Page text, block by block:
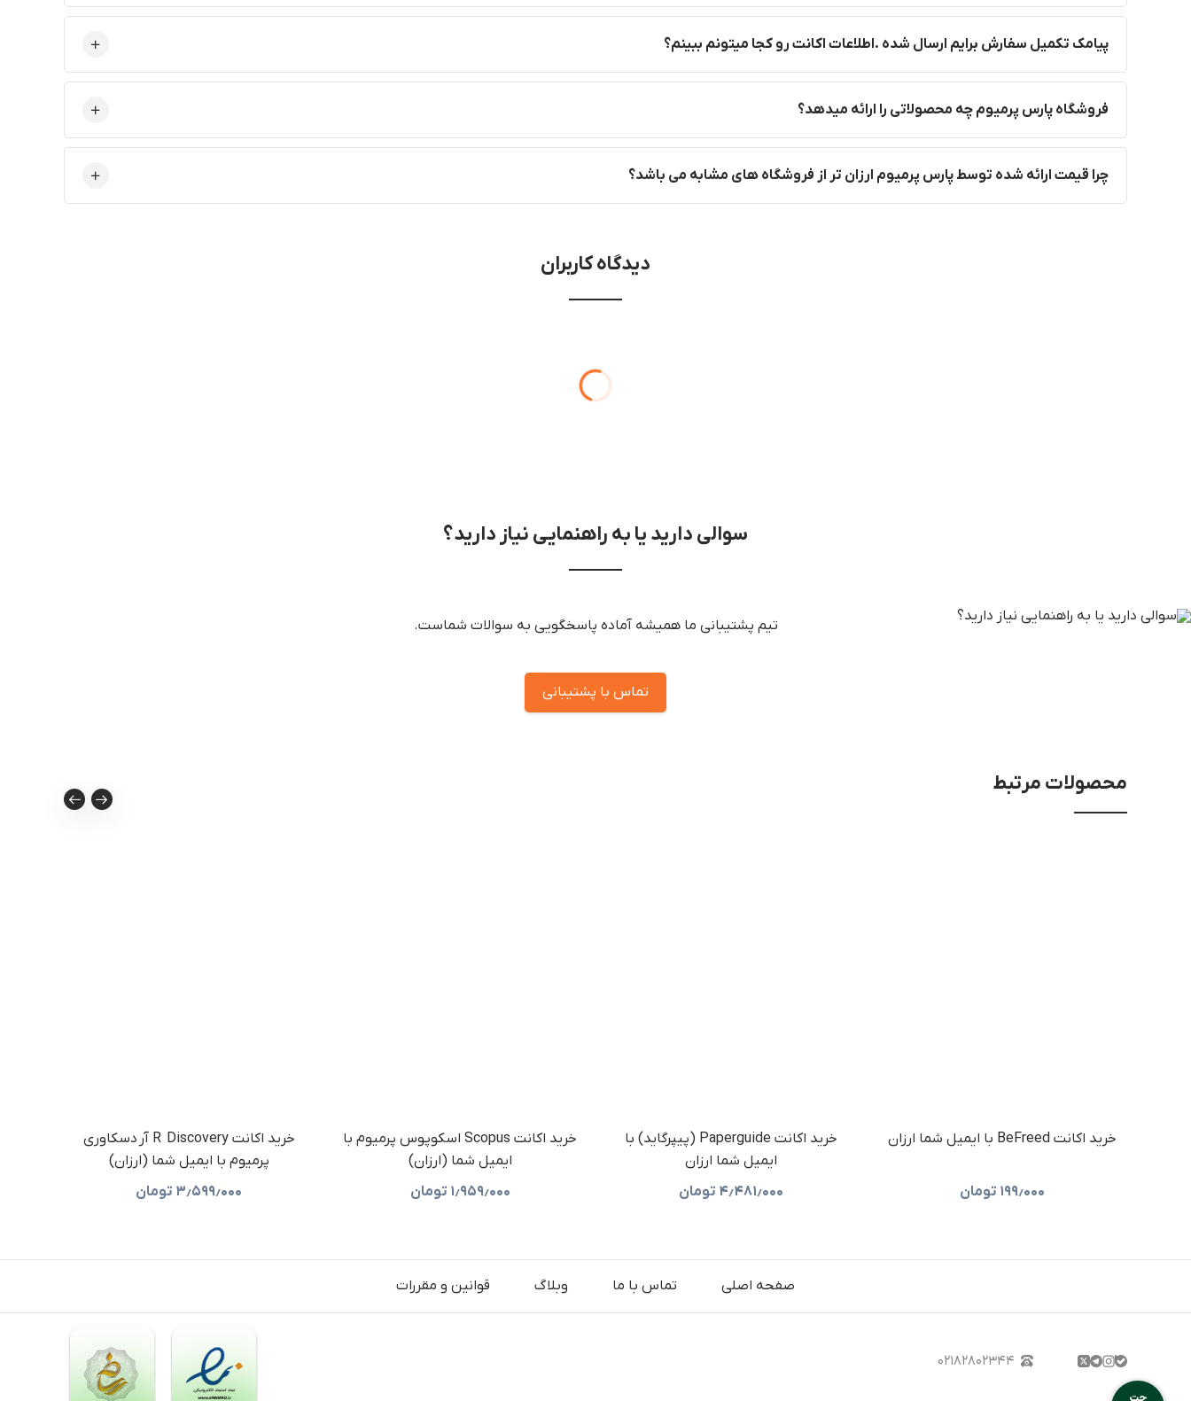
پیامک تکمیل سفارش برایم ارسال شده .اطلاعات اکانت رو کجا میتونم ببینم؟
فروشگاه پارس پرمیوم چه محصولاتی را ارائه میدهد؟
چرا قیمت ارائه شده توسط پارس پرمیوم ارزان تر از فروشگاه های مشابه می باشد؟
دیدگاه کاربران
سوالی دارید یا به راهنمایی نیاز دارید؟
تیم پشتیبانی ما همیشه آماده پاسخگویی به سوالات شماست.
تماس با پشتیبانی
محصولات مرتبط
خرید اکانت BeFreed با ایمیل شما ارزان
۱۹۹٫۰۰۰ تومان
خرید اکانت Paperguide (پیپرگاید) با
ایمیل شما ارزان
۴٫۴۸۱٫۰۰۰ تومان
خرید اکانت Scopus اسکوپوس پرمیوم با
ایمیل شما (ارزان)
۱٫۹۵۹٫۰۰۰ تومان
خرید اکانت R Discovery آر دسکاوری
پرمیوم با ایمیل شما (ارزان)
۳٫۵۹۹٫۰۰۰ تومان
صفحه اصلی تماس با ما وبلاگ قوانین و مقررات
۰۲۱۸۲۸۰۲۳۴۴